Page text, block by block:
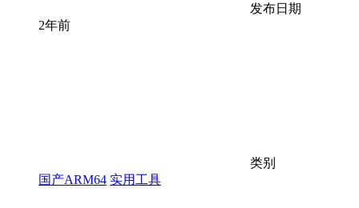
发布日期
2年前
类别
国产ARM64 实用工具